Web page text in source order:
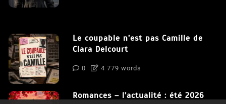
Le coupable n’est pas Camille de
Clara Delcourt
0 4 779 words
Romances – l’actualité : été 2026